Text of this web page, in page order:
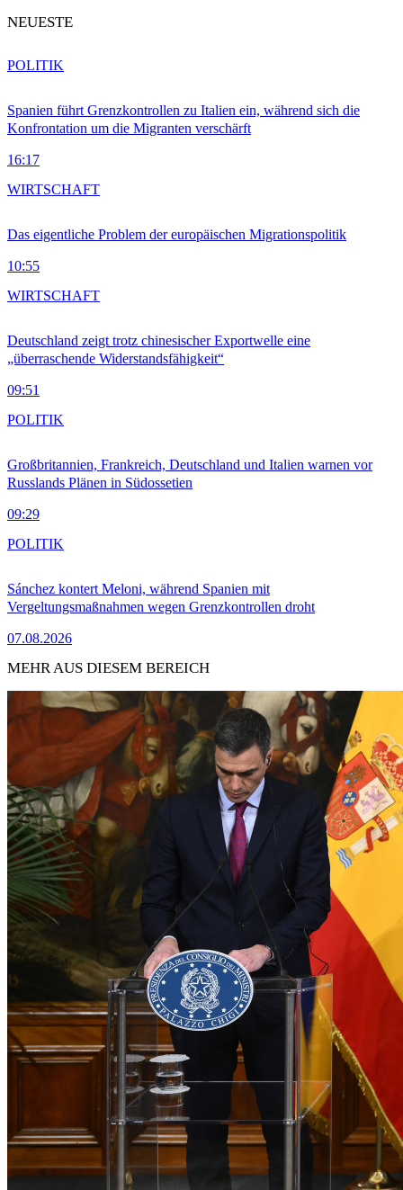
NEUESTE
Spanien führt Grenzkontrollen zu Italien ein, während sich die
Konfrontation um die Migranten verschärft
16:17
POLITIK
Das eigentliche Problem der europäischen Migrationspolitik
10:55
WIRTSCHAFT
Deutschland zeigt trotz chinesischer Exportwelle eine
„überraschende Widerstandsfähigkeit“
09:51
WIRTSCHAFT
Großbritannien, Frankreich, Deutschland und Italien warnen vor
Russlands Plänen in Südossetien
09:29
POLITIK
Sánchez kontert Meloni, während Spanien mit
Vergeltungsmaßnahmen wegen Grenzkontrollen droht
07.08.2026
POLITIK
MEHR AUS DIESEM BEREICH